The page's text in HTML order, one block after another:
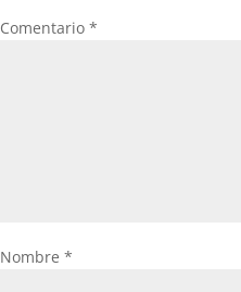
Comentario *
Nombre *